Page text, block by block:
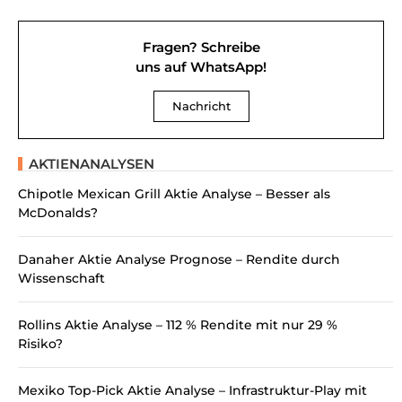
Fragen? Schreibe
uns auf WhatsApp!
Nachricht
AKTIENANALYSEN
Chipotle Mexican Grill Aktie Analyse – Besser als
McDonalds?
Danaher Aktie Analyse Prognose – Rendite durch
Wissenschaft
Rollins Aktie Analyse – 112 % Rendite mit nur 29 %
Risiko?
Mexiko Top-Pick Aktie Analyse – Infrastruktur-Play mit